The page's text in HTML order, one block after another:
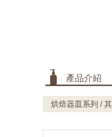
產品介紹
烘焙器皿系列 /